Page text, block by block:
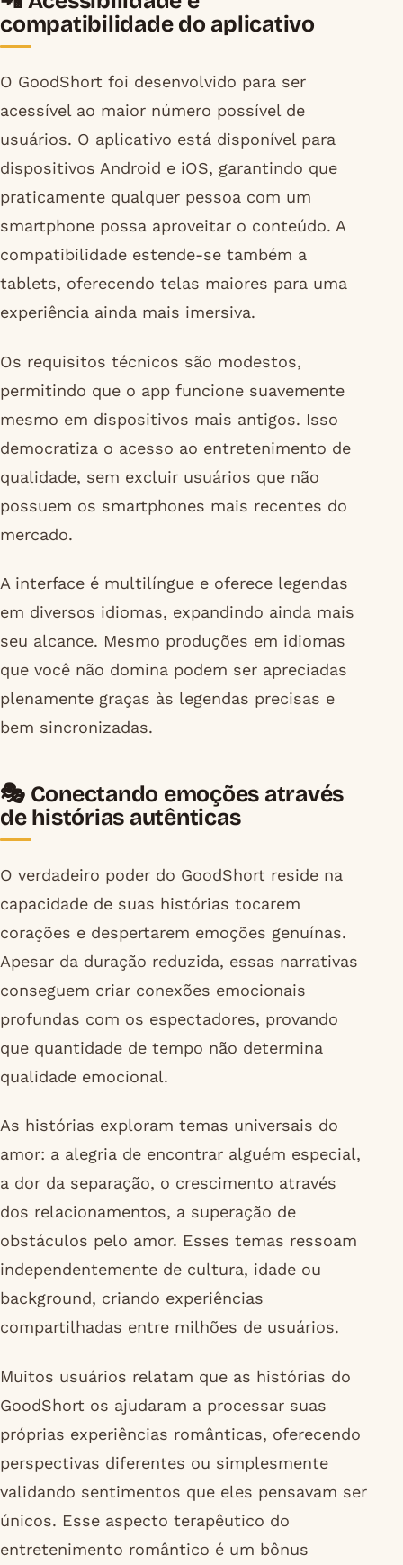
compatibilidade do aplicativo
O GoodShort foi desenvolvido para ser
acessível ao maior número possível de
usuários. O aplicativo está disponível para
dispositivos Android e iOS, garantindo que
praticamente qualquer pessoa com um
smartphone possa aproveitar o conteúdo. A
compatibilidade estende-se também a
tablets, oferecendo telas maiores para uma
experiência ainda mais imersiva.
Os requisitos técnicos são modestos,
permitindo que o app funcione suavemente
mesmo em dispositivos mais antigos. Isso
democratiza o acesso ao entretenimento de
qualidade, sem excluir usuários que não
possuem os smartphones mais recentes do
mercado.
A interface é multilíngue e oferece legendas
em diversos idiomas, expandindo ainda mais
seu alcance. Mesmo produções em idiomas
que você não domina podem ser apreciadas
plenamente graças às legendas precisas e
bem sincronizadas.
🎭 Conectando emoções através
de histórias autênticas
O verdadeiro poder do GoodShort reside na
capacidade de suas histórias tocarem
corações e despertarem emoções genuínas.
Apesar da duração reduzida, essas narrativas
conseguem criar conexões emocionais
profundas com os espectadores, provando
que quantidade de tempo não determina
qualidade emocional.
As histórias exploram temas universais do
amor: a alegria de encontrar alguém especial,
a dor da separação, o crescimento através
dos relacionamentos, a superação de
obstáculos pelo amor. Esses temas ressoam
independentemente de cultura, idade ou
background, criando experiências
compartilhadas entre milhões de usuários.
Muitos usuários relatam que as histórias do
GoodShort os ajudaram a processar suas
próprias experiências românticas, oferecendo
perspectivas diferentes ou simplesmente
validando sentimentos que eles pensavam ser
únicos. Esse aspecto terapêutico do
entretenimento romântico é um bônus